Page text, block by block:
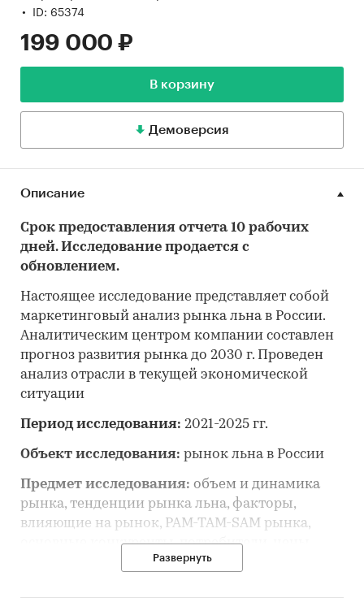
ID: 65374
199 000 ₽
В корзину
Демоверсия
Описание
Срок предоставления отчета 10 рабочих
дней. Исследование продается с
обновлением.
Настоящее исследование представляет собой
маркетинговый анализ рынка льна в России.
Аналитическим центром компании составлен
прогноз развития рынка до 2030 г. Проведен
анализ отрасли в текущей экономической
ситуации
Период исследования: 2021-2025 гг.
Объект исследования: рынок льна в России
Предмет исследования: объем и динамика
рынка, тенденции рынка льна, факторы,
влияющие на рынок, PAM-TAM-SAM рынка,
основные конкуренты, потребители, цены,
оценка инвестиционной привлекательности,
Развернуть